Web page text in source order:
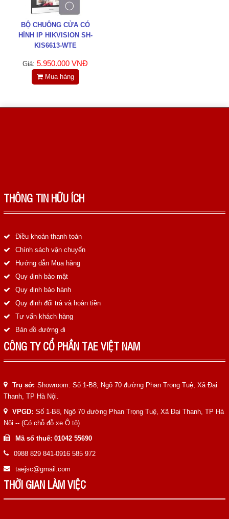
BỘ CHUÔNG CỬA CÓ
HÌNH IP HIKVISION SH-
KIS6613-WTE
Giá: 5.950.000 VNĐ
Mua hàng
THÔNG TIN HỮU ÍCH
Điều khoản thanh toán
Chính sách vận chuyển
Hướng dẫn Mua hàng
Quy định bảo mật
Quy định bảo hành
Quy định đổi trả và hoàn tiền
Tư vấn khách hàng
Bản đồ đường đi
CÔNG TY CỔ PHẦN TAE VIỆT NAM
Trụ sở: Showroom: Số 1-B8, Ngõ 70 đường Phan Trọng Tuệ, Xã Đại
Thanh, TP Hà Nội.
VPGD: Số 1-B8, Ngõ 70 đường Phan Trọng Tuệ, Xã Đại Thanh, TP Hà
Nội -- (Có chỗ đỗ xe Ô tô)
Mã số thuế: 01042 55690
0988 829 841-0916 585 972
taejsc@gmail.com
THỜI GIAN LÀM VIỆC